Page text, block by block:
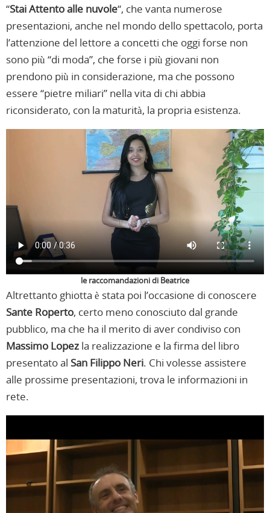
“Stai Attento alle nuvole“, che vanta numerose
presentazioni, anche nel mondo dello spettacolo, porta
l’attenzione del lettore a concetti che oggi forse non
sono più “di moda”, che forse i più giovani non
prendono più in considerazione, ma che possono
essere “pietre miliari” nella vita di chi abbia
riconsiderato, con la maturità, la propria esistenza.
le raccomandazioni di Beatrice
Altrettanto ghiotta è stata poi l’occasione di conoscere
Sante Roperto, certo meno conosciuto dal grande
pubblico, ma che ha il merito di aver condiviso con
Massimo Lopez la realizzazione e la firma del libro
presentato al San Filippo Neri. Chi volesse assistere
alle prossime presentazioni, trova le informazioni in
rete.